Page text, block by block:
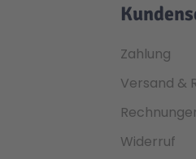
Zahlung
Versand &
Widerruf